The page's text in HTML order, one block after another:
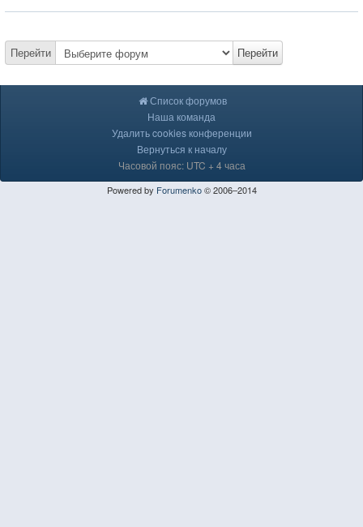
Перейти Перейти
Список форумов
Наша команда
Удалить cookies конференции
Вернуться к началу
Часовой пояс: UTC + 4 часа
Powered by Forumenko© 2006–2014